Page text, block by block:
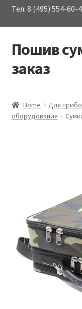
Тел: 8 (495) 554-60-
Перейти
к
навигации
Перейти
к
содержимому
Пошив
заказ
О Компании
Home Для
оборудования